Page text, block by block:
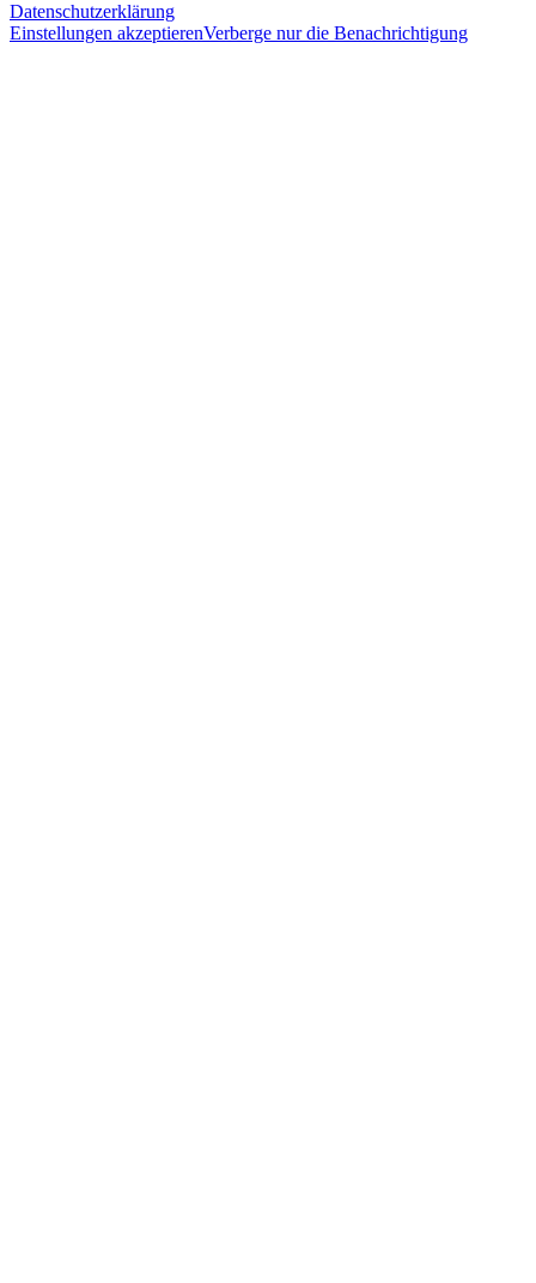
Datenschutzerklärung
Einstellungen akzeptierenVerberge nur die Benachrichtigung